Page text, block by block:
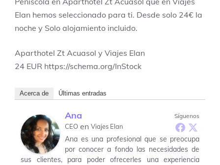
Elan hemos seleccionado para ti. Desde solo 24€ la
noche y Solo alojamiento incluido.
Aparthotel Zt Acuasol y Viajes Elan
24 EUR https://schema.org/InStock
Acerca de Últimas entradas
Síguenos
Ana
CEO en Viajes Elan
Ana es una profesional que se preocupa
por conocer a fondo las necesidades de
sus clientes, para poder ofrecerles una experiencia